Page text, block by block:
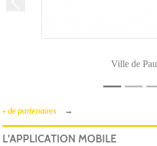
Ville de Pau
+ de partenaires
L'APPLICATION MOBILE